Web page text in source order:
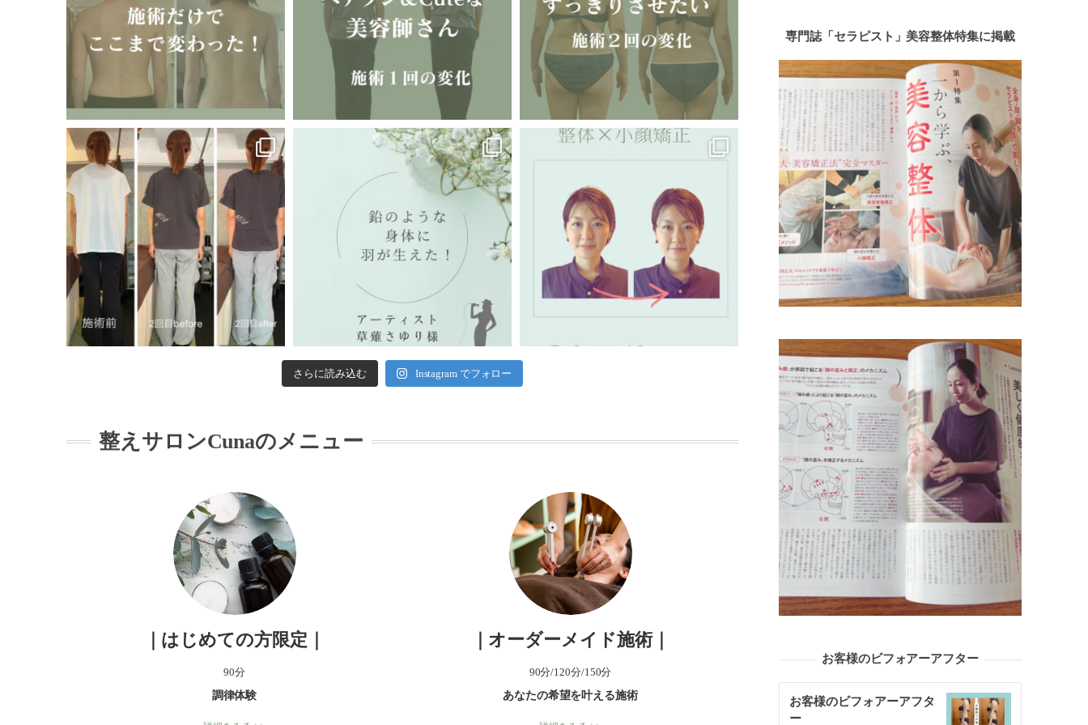
さらに読み込む Instagram でフォロー
整えサロンCunaのメニュー
｜はじめての方限定｜
90分
調律体験
｜オーダーメイド施術｜
90分/120分/150分
あなたの希望を叶える施術
専門誌「セラピスト」美容整体特集に掲載
お客様のビフォアーアフター